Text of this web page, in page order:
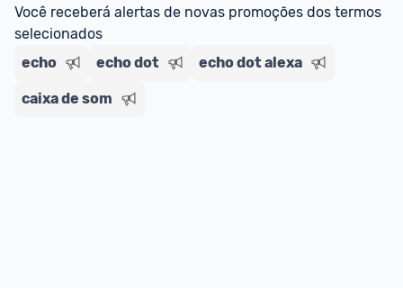
Você receberá alertas de novas promoções dos termos
selecionados
echo
echo dot echo dot alexa
caixa de som